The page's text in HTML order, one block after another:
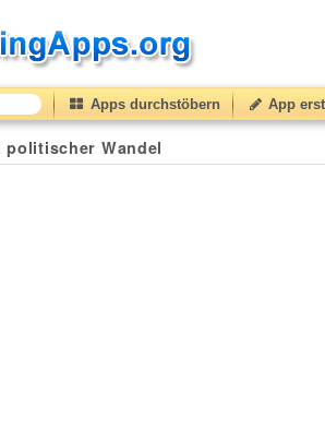
Apps durchstöbern App
politischer Wandel